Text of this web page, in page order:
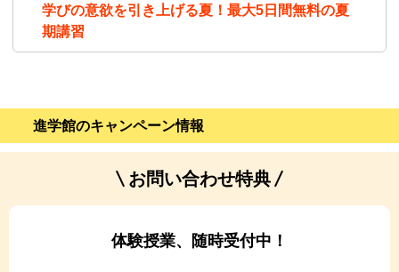
学びの意欲を引き上げる夏！最大5日間無料の夏
期講習
進学館のキャンペーン情報
お問い合わせ特典
体験授業、随時受付中！